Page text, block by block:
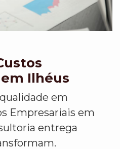
Ilhéus
em
Empresariais em
entrega